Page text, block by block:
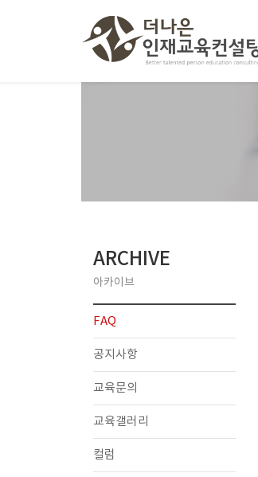
ARCHIVE
아카이브
FAQ
공지사항
교육문의
교육갤러리
컬럼